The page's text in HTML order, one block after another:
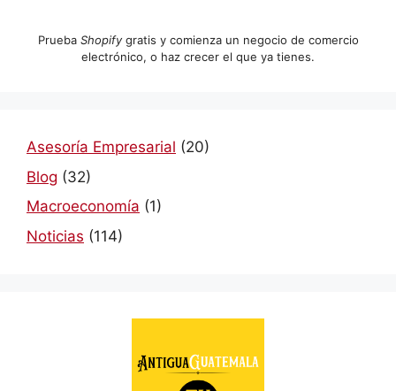
Prueba Shopifygratis y comienza un negocio de comercio
electrónico, o haz crecer el que ya tienes.
Asesoría Empresarial (20)
Blog (32)
Macroeconomía (1)
Noticias (114)